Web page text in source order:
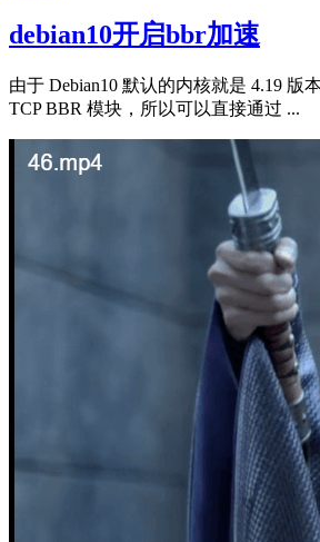
debian10开启bbr加速
由于 Debian10 默认的内核就是 4.19 版
TCP BBR 模块，所以可以直接通过 ...